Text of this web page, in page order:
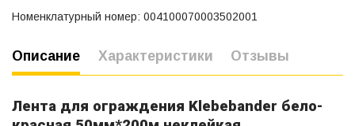
Номенклатурный номер: 004100070003502001
Описание Характеристики Отзывы
Лента для ограждения Klebebаnder бело-